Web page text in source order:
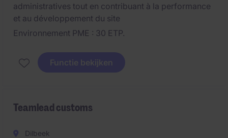
administratives tout en contribuant à la performance
et au développement du site
Environnement PME : 30 ETP.
Functie bekijken
Teamlead customs
Dilbeek